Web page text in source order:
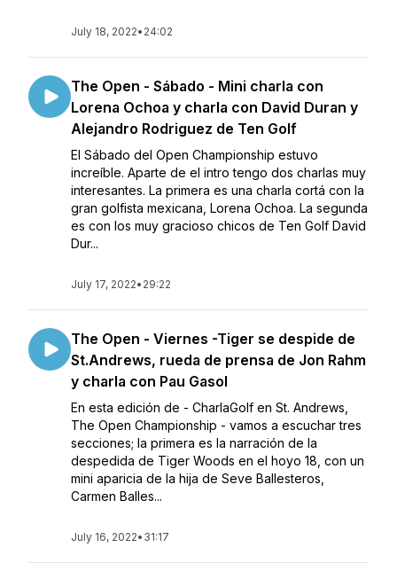
July 18, 2022• 24:02
The Open - Sábado - Mini charla con
Lorena Ochoa y charla con David Duran y
Alejandro Rodriguez de Ten Golf
El Sábado del Open Championship estuvo
increíble. Aparte de el intro tengo dos charlas muy
interesantes. La primera es una charla cortá con la
gran golfista mexicana, Lorena Ochoa. La segunda
es con los muy gracioso chicos de Ten Golf David
Dur...
July 17, 2022• 29:22
The Open - Viernes -Tiger se despide de
St.Andrews, rueda de prensa de Jon Rahm
y charla con Pau Gasol
En esta edición de - CharlaGolf en St. Andrews,
The Open Championship - vamos a escuchar tres
secciones; la primera es la narración de la
despedida de Tiger Woods en el hoyo 18, con un
mini aparicia de la hija de Seve Ballesteros,
Carmen Balles...
July 16, 2022• 31:17